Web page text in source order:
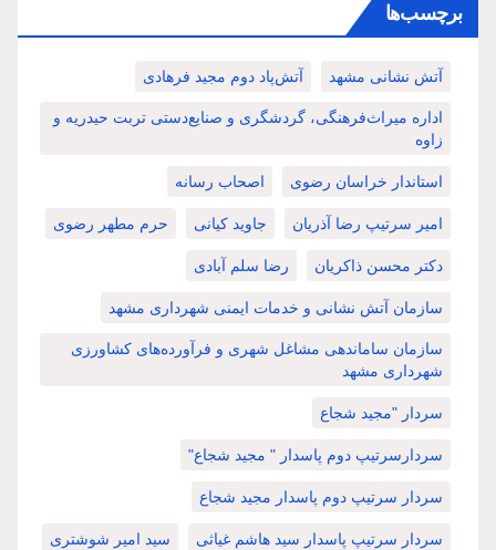
برچسب‌ها
آتش نشانی مشهد آتش‌پاد دوم مجید فرهادی
اداره میراث‌فرهنگی، گردشگری و صنایع‌دستی تربت حیدریه و
زاوه
استاندار خراسان رضوی اصحاب رسانه
امیر سرتیپ رضا آذریان جاوید کیانی حرم مطهر رضوی
دکتر محسن ذاکریان رضا سلم آبادی
سازمان آتش نشانی و خدمات ایمنی شهرداری مشهد
سازمان ساماندهی مشاغل شهری و فرآورده‌های کشاورزی
شهرداری مشهد
سردار "مجید شجاع
سردارسرتیپ دوم پاسدار " مجید شجاع"
سردار سرتیپ دوم پاسدار مجید شجاع
سردار سرتیپ پاسدار سید هاشم غیاثی سید امیر شوشتری